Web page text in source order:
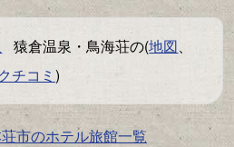
猿倉温泉・鳥海荘の(地図、
クチコミ )
市のホテル旅館一覧